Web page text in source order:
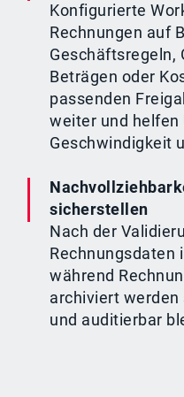
Konfigurierte
Rechnungen auf
Geschäftsregeln,
Beträgen oder
passenden
weiter und helfen
Geschwindigkeit
sicherstellen
Nach der
Rechnungsdaten
während
archiviert
und auditierbar